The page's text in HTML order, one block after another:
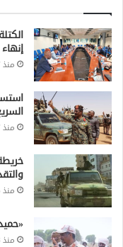
منذ 7 ساعات
منذ 7 ساعات
منذ 15 ساعة
منذ 18 ساعة